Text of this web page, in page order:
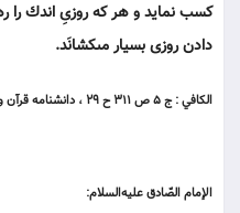
كسب نمايد و هر كه روزىِ اندك را
دادن روزى بسيار مى‏كشانَد.
الكافي : ج ۵ ص ۳۱۱ ح ۲۹ ، دانشنامه قرآن و حديث جلد ۱۷، ص : ۲۵۲
الإمام الصّادق عليه‌السلام: